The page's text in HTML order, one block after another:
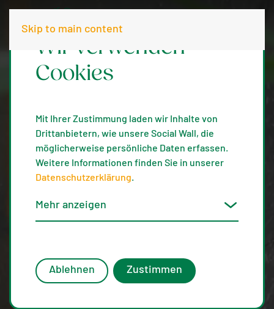
Skip to main content
Wir verwenden
Cookies
Mit Ihrer Zustimmung laden wir Inhalte von
Drittanbietern, wie unsere Social Wall, die
möglicherweise persönliche Daten erfassen.
Weitere Informationen finden Sie in unserer
Datenschutzerklärung.
Mehr anzeigen
Ablehnen Zustimmen